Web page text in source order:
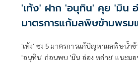
'เท้ง' ฝาก 'อนุทิน' คุย 'มิน
มาตรการแก้มลพิษข้ามพรม
'เท้ง' ชง 5 มาตรการแก้ปัญหามลพิษน้ำข้
'อนุทิน' ก่อนพบ 'มิน อ่อง หล่าย' แนะมอ